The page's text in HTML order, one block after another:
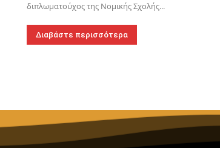
διπλωματούχος της Νομικής Σχολής...
Διαβάστε περισσότερα